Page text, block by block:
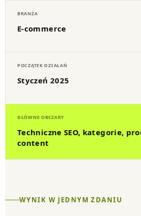
BRANŻA
E-commerce
POCZĄTEK DZIAŁAŃ
Styczeń 2025
GŁÓWNE OBSZARY
Techniczne SEO, kategorie,
content
WYNIK W JEDNYM ZDANIU